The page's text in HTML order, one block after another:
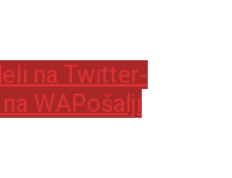
na Twitter-
WAPošalji